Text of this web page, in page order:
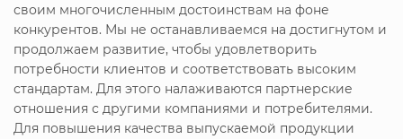
своим многочисленным достоинствам на фоне
конкурентов. Мы не останавливаемся на достигнутом и
продолжаем развитие, чтобы удовлетворить
потребности клиентов и соответствовать высоким
стандартам. Для этого налаживаются партнерские
отношения с другими компаниями и потребителями.
Для повышения качества выпускаемой продукции